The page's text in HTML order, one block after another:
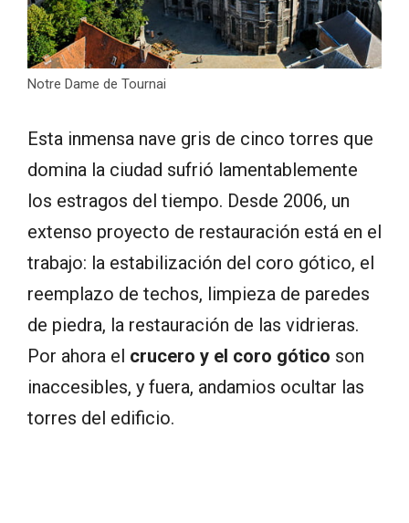
Notre Dame de Tournai
Esta inmensa nave gris de cinco torres que
domina la ciudad sufrió lamentablemente
los estragos del tiempo. Desde 2006, un
extenso proyecto de restauración está en el
trabajo: la estabilización del coro gótico, el
reemplazo de techos, limpieza de paredes
de piedra, la restauración de las vidrieras.
Por ahora el crucero y el coro gótico son
inaccesibles, y fuera, andamios ocultar las
torres del edificio.